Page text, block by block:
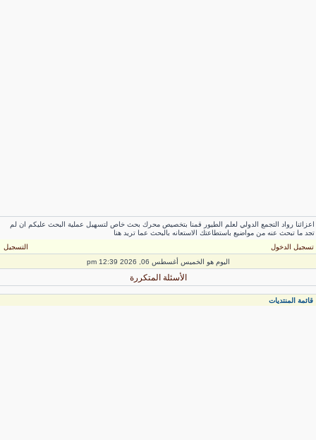
رواد التجمع الدولي لعلم الطيور قمنا بتخصيص محرك بحث خاص لتسهيل عملية البحث عليكم ان لم
ما تبحث عنه من مواضيع باستطاعتك الاستعانه بالبحث عما تريد هنا
تسجيل الدخول
التسجيل
اليوم هو الخميس أغسطس 06, 2026 12:39 pm
الأسئلة المتكررة
قائمة المنتديات